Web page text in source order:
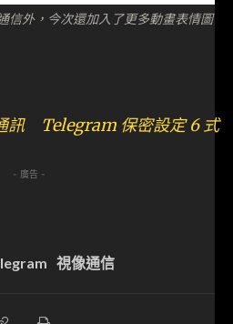
信外，今次還加入了更多動畫表情圖
訊 Telegram 保密設定 6 式
- 廣告 -
視像通信